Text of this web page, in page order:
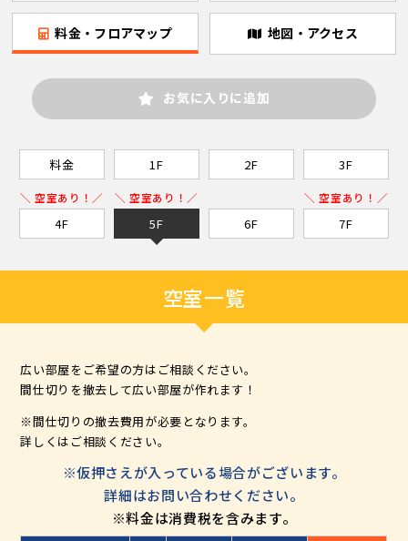
料金・フロアマップ 地図・アクセス
お気に入りに追加
料金 1F 2F 3F
＼ 空室あり！／
4F
＼ 空室あり！／
5F 6F
＼ 空室あり！／
7F
空室一覧
広い部屋をご希望の方はご相談ください。
間仕切りを撤去して広い部屋が作れます！
※間仕切りの撤去費用が必要となります。
詳しくはご相談ください。
※仮押さえが入っている場合がございます。
詳細はお問い合わせください。
※料金は消費税を含みます。